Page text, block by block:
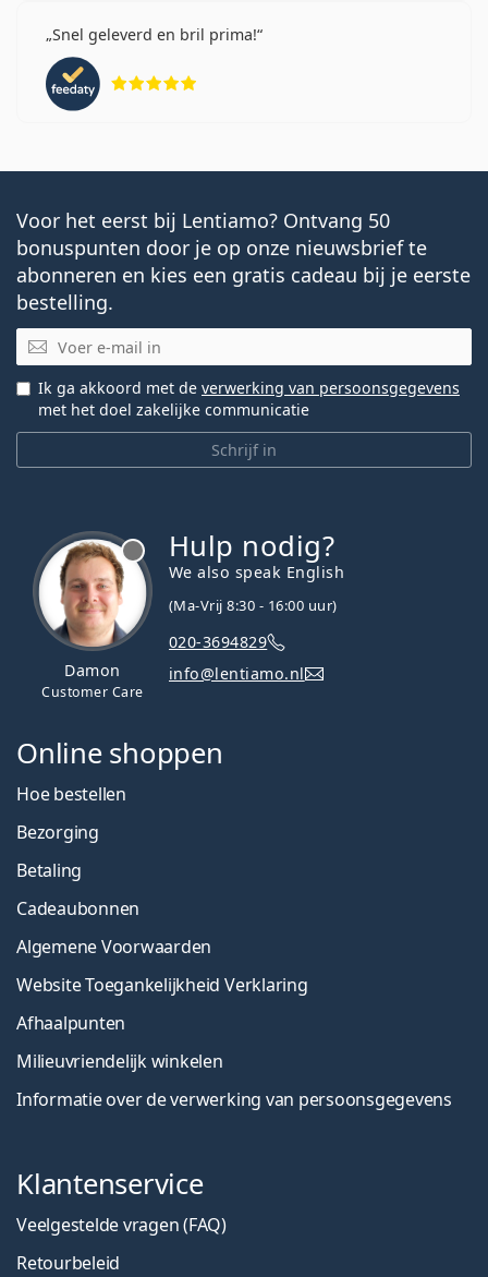
Snel geleverd en bril prima!
Voor het eerst bij Lentiamo? Ontvang 50
bonuspunten door je op onze nieuwsbrief te
abonneren en kies een gratis cadeau bij je eerste
bestelling.
E-mail
Schrijf in
Ik ga akkoord met de verwerking van persoonsgegevens
met het doel zakelijke communicatie
Damon
Customer Care
Hulp nodig?
We also speak English
(Ma-Vrij 8:30 - 16:00 uur)
020-3694829
info@lentiamo.nl
Online shoppen
Hoe bestellen
Bezorging
Betaling
Cadeaubonnen
Algemene Voorwaarden
Website Toegankelijkheid Verklaring
Afhaalpunten
Milieuvriendelijk winkelen
Informatie over de verwerking van persoonsgegevens
Klantenservice
Veelgestelde vragen (FAQ)
Retourbeleid